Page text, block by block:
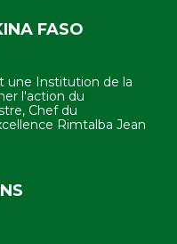
FASO
une Institution de la
l'action du
Chef du
Rimtalba Jean